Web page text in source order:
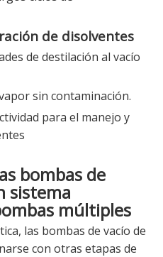
de disolventes
de destilación al vacío
sin contaminación.
para el manejo y
bombas de
sistema
múltiples
las bombas de vacío de
con otras etapas de